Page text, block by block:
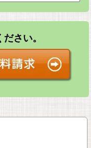
さい。